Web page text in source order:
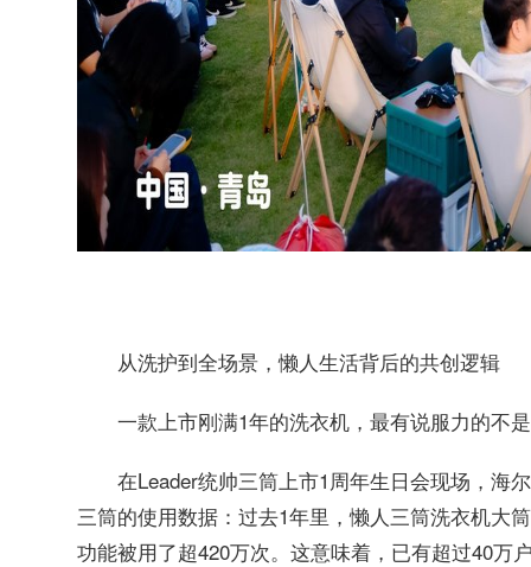
从洗护到全场景，懒人生活背后的共创逻辑
一款上市刚满1年的洗衣机，最有说服力的不
在Leader统帅三筒上市1周年生日会现场，海
三筒的使用数据：过去1年里，懒人三筒洗衣机大
功能被用了超420万次。这意味着，已有超过40万